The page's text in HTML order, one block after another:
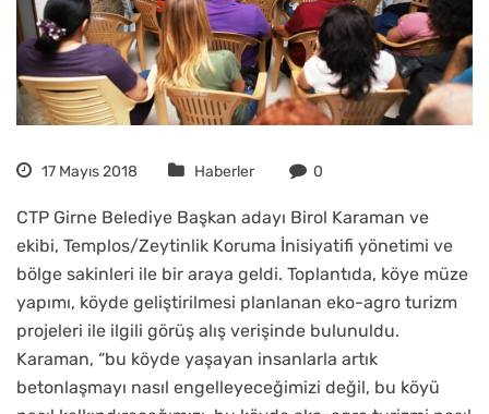
17 Mayıs 2018 Haberler 0
CTP Girne Belediye Başkan adayı Birol Karaman ve
ekibi, Templos/Zeytinlik Koruma İnisiyatifi yönetimi ve
bölge sakinleri ile bir araya geldi. Toplantıda, köye müze
yapımı, köyde geliştirilmesi planlanan eko-agro turizm
projeleri ile ilgili görüş alış verişinde bulunuldu.
Karaman, “bu köyde yaşayan insanlarla artık
betonlaşmayı nasıl engelleyeceğimizi değil, bu köyü